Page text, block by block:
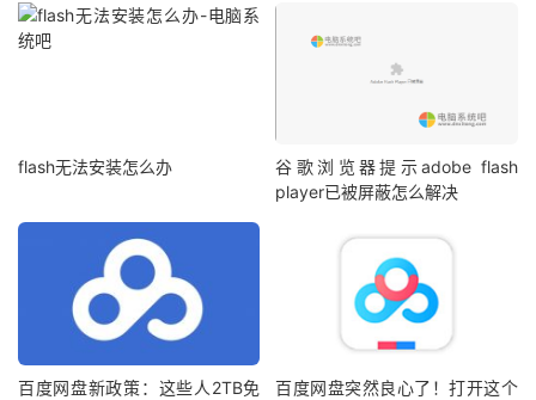
flash无法安装怎么办
谷歌浏览器提示adobe flash
player已被屏蔽怎么解决
百度网盘新政策：这些人2TB免
百度网盘突然良心了！打开这个